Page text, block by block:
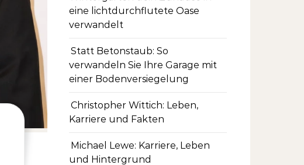
eine lichtdurchflutete Oase
verwandelt
Statt Betonstaub: So
verwandeln Sie Ihre Garage mit
einer Bodenversiegelung
Christopher Wittich: Leben,
Karriere und Fakten
Michael Lewe: Karriere, Leben
und Hintergrund